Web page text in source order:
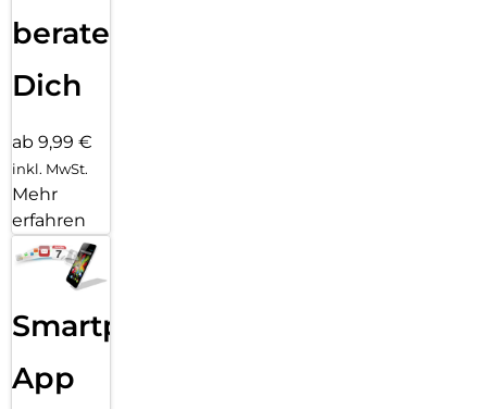
beraten
Dich
ab 9,99 €
inkl. MwSt.
Mehr
erfahren
Smartphone
App